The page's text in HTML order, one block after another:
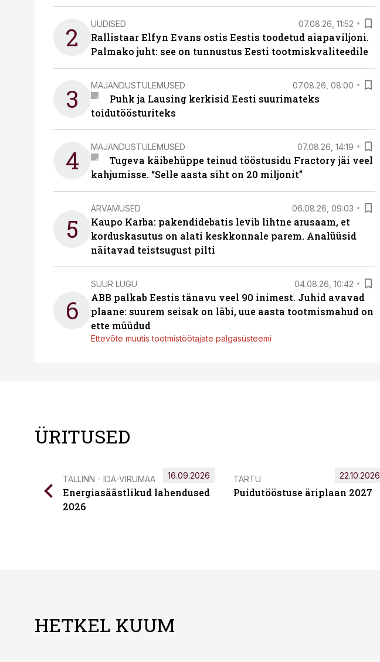
2 UUDISED 07.08.26, 11:52
Rallistaar Elfyn Evans ostis Eestis toodetud aiapaviljoni.
Palmako juht: see on tunnustus Eesti tootmiskvaliteedile
3 MAJANDUSTULEMUSED 07.08.26, 08:00
Puhk ja Lausing kerkisid Eesti suurimateks
toidutöösturiteks
4 MAJANDUSTULEMUSED 07.08.26, 14:19
Tugeva käibehüppe teinud tööstusidu Fractory jäi veel
kahjumisse. “Selle aasta siht on 20 miljonit”
5
ARVAMUSED 06.08.26, 09:03
Kaupo Karba: pakendidebatis levib lihtne arusaam, et
korduskasutus on alati keskkonnale parem. Analüüsid
näitavad teistsugust pilti
6
SUUR LUGU 04.08.26, 10:42
ABB palkab Eestis tänavu veel 90 inimest. Juhid avavad
plaane: suurem seisak on läbi, uue aasta tootmismahud on
ette müüdud
Ettevõte muutis tootmistöötajate palgasüsteemi
ÜRITUSED
TALLINN - IDA-VIRUMAA
Energiasäästlikud lahendused
2026
16.09.2026 TARTU
Puidutööstuse äriplaan 2027
22.10.2026
HETKEL KUUM